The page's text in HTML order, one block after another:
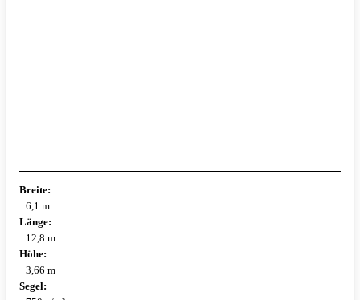
Breite:
6,1 m
Länge:
12,8 m
Höhe:
3,66 m
Segel: